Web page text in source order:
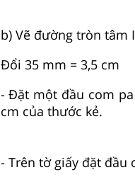
b) Vẽ đường tròn tâm
Đổi 35 mm = 3,5 cm
- Đặt một đầu com
cm của thước kẻ.
- Trên tờ giấy đặt đầu